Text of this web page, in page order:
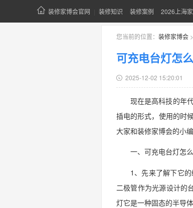
装修家博会官网 装修知识 装修案例 2026上海
您当前的位置： 装修家博会 >
可充电台灯怎
2025-12-02 15:20:01
现在是高科技的年
插电的形式，使用的时
大家和装修家博会的小
一、可充电台灯怎
1、先来了解下它
二极管作为光源设计的
灯它是一种固态的半导